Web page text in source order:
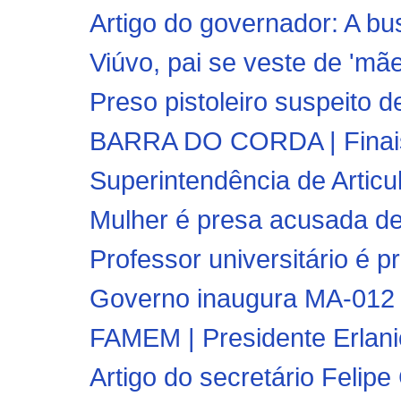
Artigo do governador: A
Viúvo, pai se veste de
Preso pistoleiro suspeito
BARRA DO CORDA |
Superintendência de
Mulher é presa acusada
Professor universitário é
Governo inaugura MA-
FAMEM | Presidente
Artigo do secretário